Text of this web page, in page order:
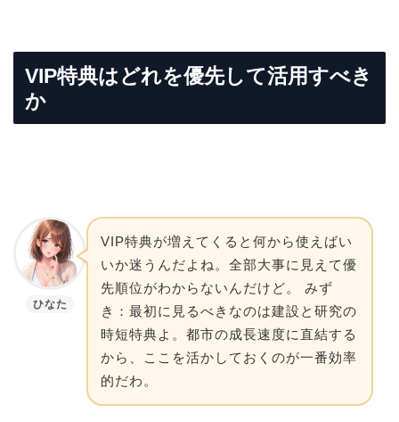
VIP特典はどれを優先して活用すべき
か
ひなた
VIP特典が増えてくると何から使えばい
いか迷うんだよね。全部大事に見えて優
先順位がわからないんだけど。 みず
き：最初に見るべきなのは建設と研究の
時短特典よ。都市の成長速度に直結する
から、ここを活かしておくのが一番効率
的だわ。